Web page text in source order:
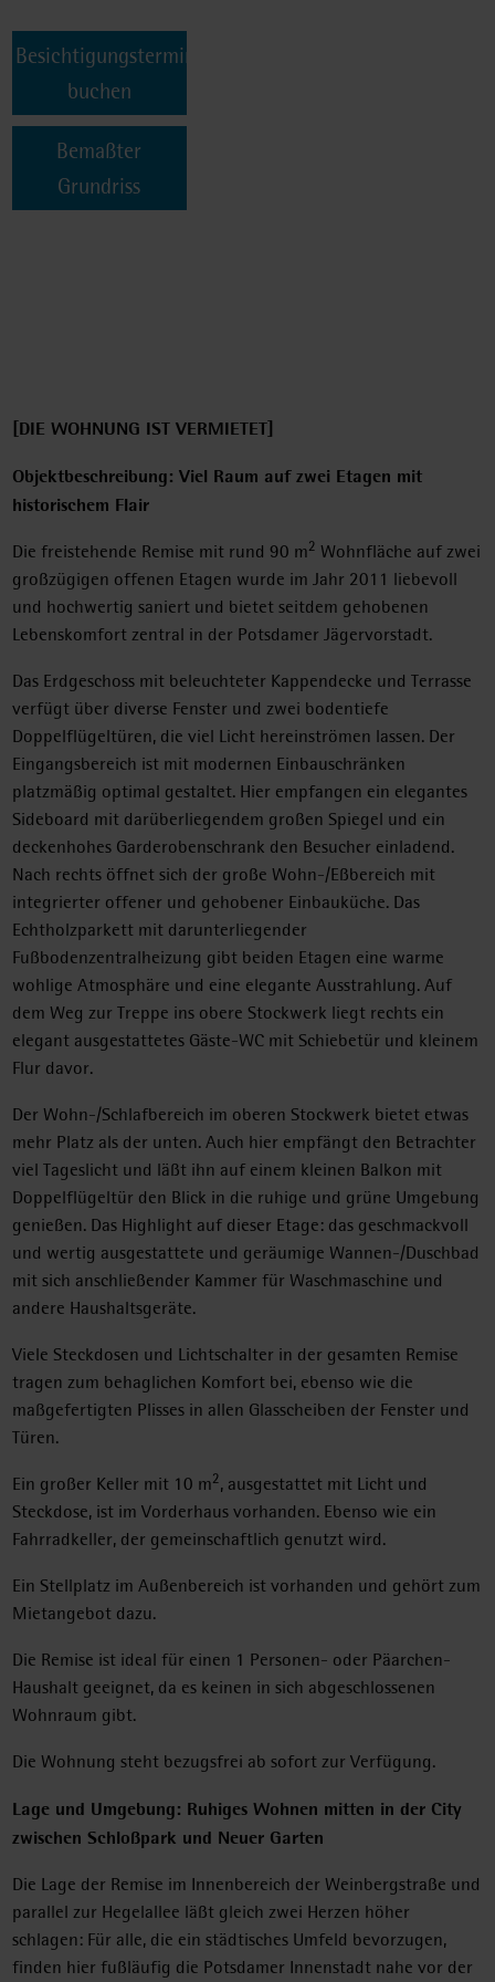
Besichtigungstermin
buchen
Bemaßter
Grundriss
[DIE WOHNUNG IST VERMIETET]
Objektbeschreibung: Viel Raum auf zwei Etagen mit
historischem Flair
Die freistehende Remise mit rund 90 m2 Wohnfläche auf zwei
großzügigen offenen Etagen wurde im Jahr 2011 liebevoll
und hochwertig saniert und bietet seitdem gehobenen
Lebenskomfort zentral in der Potsdamer Jägervorstadt.
Das Erdgeschoss mit beleuchteter Kappendecke und Terrasse
verfügt über diverse Fenster und zwei bodentiefe
Doppelflügeltüren, die viel Licht hereinströmen lassen. Der
Eingangsbereich ist mit modernen Einbauschränken
platzmäßig optimal gestaltet. Hier empfangen ein elegantes
Sideboard mit darüberliegendem großen Spiegel und ein
deckenhohes Garderobenschrank den Besucher einladend.
Nach rechts öffnet sich der große Wohn-/Eßbereich mit
integrierter offener und gehobener Einbauküche. Das
Echtholzparkett mit darunterliegender
Fußbodenzentralheizung gibt beiden Etagen eine warme
wohlige Atmosphäre und eine elegante Ausstrahlung. Auf
dem Weg zur Treppe ins obere Stockwerk liegt rechts ein
elegant ausgestattetes Gäste-WC mit Schiebetür und kleinem
Flur davor.
Der Wohn-/Schlafbereich im oberen Stockwerk bietet etwas
mehr Platz als der unten. Auch hier empfängt den Betrachter
viel Tageslicht und läßt ihn auf einem kleinen Balkon mit
Doppelflügeltür den Blick in die ruhige und grüne Umgebung
genießen. Das Highlight auf dieser Etage: das geschmackvoll
und wertig ausgestattete und geräumige Wannen-/Duschbad
mit sich anschließender Kammer für Waschmaschine und
andere Haushaltsgeräte.
Viele Steckdosen und Lichtschalter in der gesamten Remise
tragen zum behaglichen Komfort bei, ebenso wie die
maßgefertigten Plisses in allen Glasscheiben der Fenster und
Türen.
Ein großer Keller mit 10 m2, ausgestattet mit Licht und
Steckdose, ist im Vorderhaus vorhanden. Ebenso wie ein
Fahrradkeller, der gemeinschaftlich genutzt wird.
Ein Stellplatz im Außenbereich ist vorhanden und gehört zum
Mietangebot dazu.
Die Remise ist ideal für einen 1 Personen- oder Päarchen-
Haushalt geeignet, da es keinen in sich abgeschlossenen
Wohnraum gibt.
Die Wohnung steht bezugsfrei ab sofort zur Verfügung.
Lage und Umgebung: Ruhiges Wohnen mitten in der City
zwischen Schloßpark und Neuer Garten
Die Lage der Remise im Innenbereich der Weinbergstraße und
parallel zur Hegelallee läßt gleich zwei Herzen höher
schlagen: Für alle, die ein städtisches Umfeld bevorzugen,
finden hier fußläufig die Potsdamer Innenstadt nahe vor der